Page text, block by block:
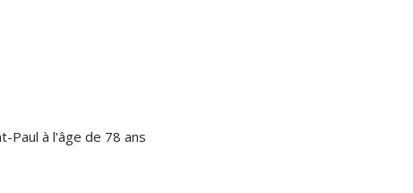
Paul à l'âge de 78 ans